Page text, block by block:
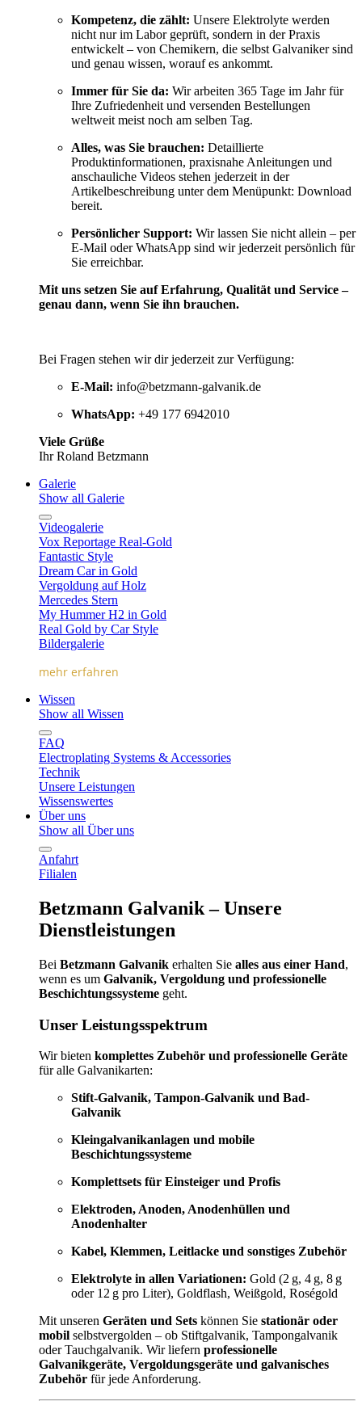
Kompetenz, die zählt: Unsere Elektrolyte werden
nicht nur im Labor geprüft, sondern in der Praxis
entwickelt – von Chemikern, die selbst Galvaniker sind
und genau wissen, worauf es ankommt.
Immer für Sie da: Wir arbeiten 365 Tage im Jahr für
Ihre Zufriedenheit und versenden Bestellungen
weltweit meist noch am selben Tag.
Alles, was Sie brauchen: Detaillierte
Produktinformationen, praxisnahe Anleitungen und
anschauliche Videos stehen jederzeit in der
Artikelbeschreibung unter dem Menüpunkt: Download
bereit.
Persönlicher Support: Wir lassen Sie nicht allein – per
E-Mail oder WhatsApp sind wir jederzeit persönlich für
Sie erreichbar.
Mit uns setzen Sie auf Erfahrung, Qualität und Service –
genau dann, wenn Sie ihn brauchen.
Bei Fragen stehen wir dir jederzeit zur Verfügung:
E-Mail: info@betzmann-galvanik.de
WhatsApp: +49 177 6942010
Viele Grüße
Ihr Roland Betzmann
Galerie
Show all Galerie
Videogalerie
Vox Reportage Real-Gold
Fantastic Style
Dream Car in Gold
Vergoldung auf Holz
Mercedes Stern
My Hummer H2 in Gold
Real Gold by Car Style
Bildergalerie
mehr erfahren
Wissen
Show all Wissen
FAQ
Electroplating Systems & Accessories
Technik
Unsere Leistungen
Wissenswertes
Über uns
Show all Über uns
Anfahrt
Filialen
Betzmann Galvanik – Unsere
Dienstleistungen
Bei Betzmann Galvanik erhalten Sie alles aus einer Hand,
wenn es um Galvanik, Vergoldung und professionelle
Beschichtungssysteme geht.
Unser Leistungsspektrum
Wir bieten komplettes Zubehör und professionelle Geräte
für alle Galvanikarten:
Stift-Galvanik, Tampon-Galvanik und Bad-
Galvanik
Kleingalvanikanlagen und mobile
Beschichtungssysteme
Komplettsets für Einsteiger und Profis
Elektroden, Anoden, Anodenhüllen und
Anodenhalter
Kabel, Klemmen, Leitlacke und sonstiges Zubehör
Elektrolyte in allen Variationen: Gold (2 g, 4 g, 8 g
oder 12 g pro Liter), Goldflash, Weißgold, Roségold
Mit unseren Geräten und Sets können Sie stationär oder
mobil selbstvergolden – ob Stiftgalvanik, Tampongalvanik
oder Tauchgalvanik. Wir liefern professionelle
Galvanikgeräte, Vergoldungsgeräte und galvanisches
Zubehör für jede Anforderung.